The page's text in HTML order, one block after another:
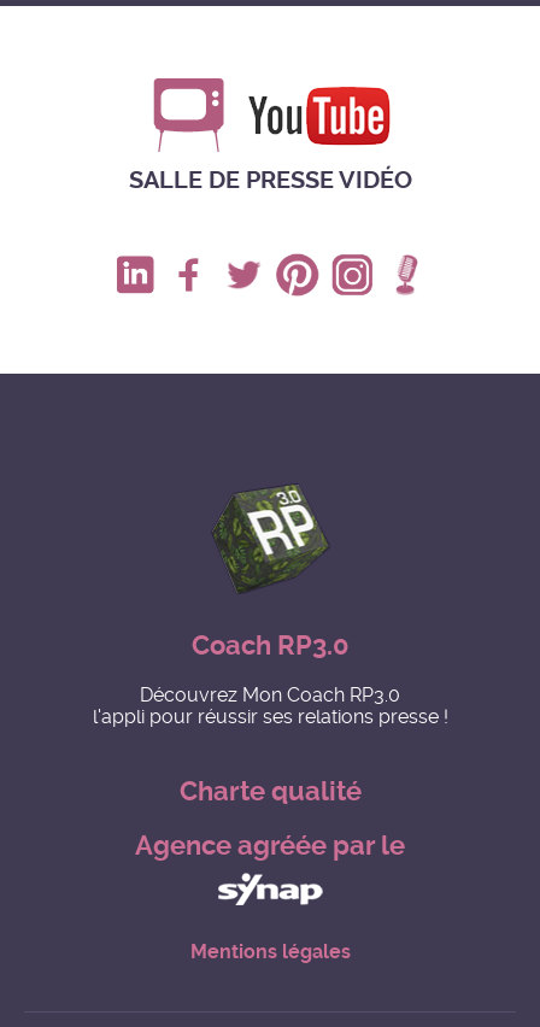
SALLE DE PRESSE VIDÉO
Coach RP3.0
Découvrez Mon Coach RP3.0
l'appli pour réussir ses relations presse !
Charte qualité
Agence agréée par le
Mentions légales